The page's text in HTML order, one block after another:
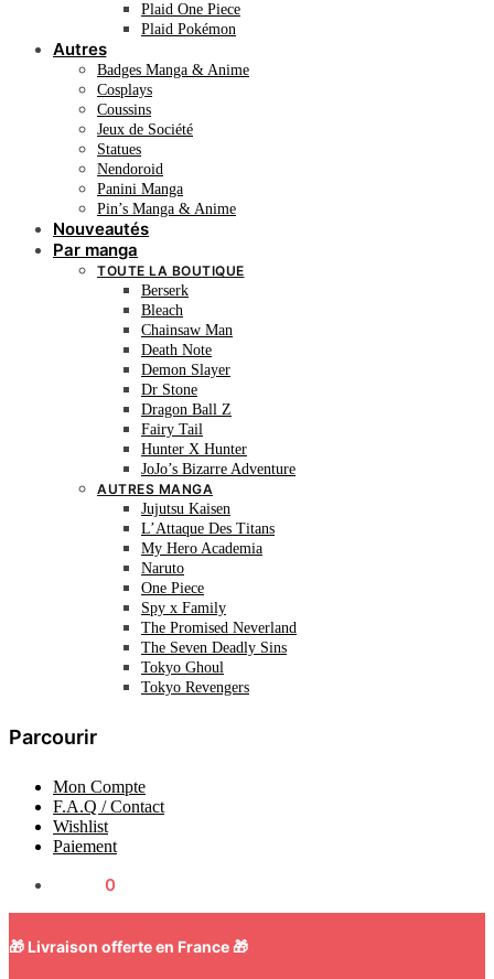
Plaid One Piece
Plaid Pokémon
Autres
Badges Manga & Anime
Cosplays
Coussins
Jeux de Société
Statues
Nendoroid
Panini Manga
Pin’s Manga & Anime
Nouveautés
Par manga
TOUTE LA BOUTIQUE
Berserk
Bleach
Chainsaw Man
Death Note
Demon Slayer
Dr Stone
Dragon Ball Z
Fairy Tail
Hunter X Hunter
JoJo’s Bizarre Adventure
AUTRES MANGA
Jujutsu Kaisen
L’Attaque Des Titans
My Hero Academia
Naruto
One Piece
Spy x Family
The Promised Neverland
The Seven Deadly Sins
Tokyo Ghoul
Tokyo Revengers
Parcourir
Mon Compte
F.A.Q / Contact
Wishlist
Paiement
0
🎁 Livraison offerte en France 🎁